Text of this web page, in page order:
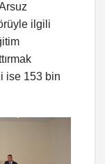
ilgili
ise 153 bin